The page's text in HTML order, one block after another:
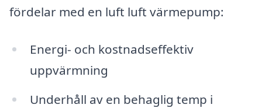
fördelar med en luft luft värmepump:
Energi- och kostnadseffektiv
uppvärmning
Underhåll av en behaglig temp i